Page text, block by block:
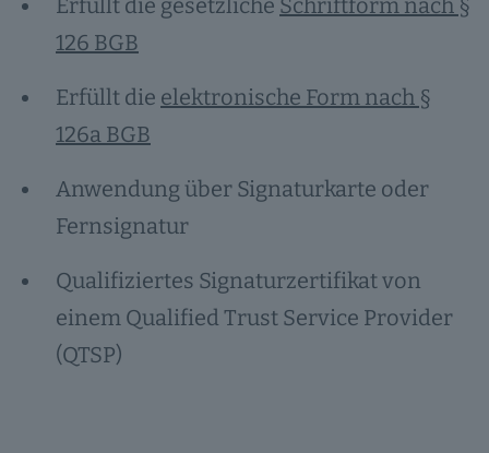
Erfüllt die gesetzliche Schriftform nach §
126 BGB
Erfüllt die elektronische Form nach §
126a BGB
Anwendung über Signaturkarte oder
Fernsignatur
Qualifiziertes Signaturzertifikat von
einem Qualified Trust Service Provider
(QTSP)